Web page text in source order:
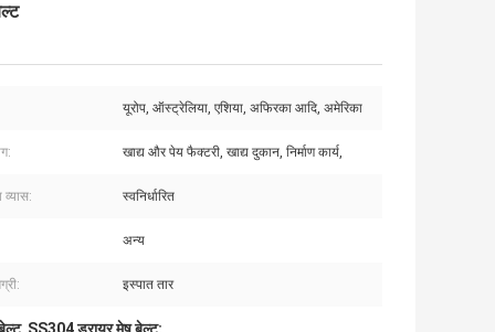
यूरोप, ऑस्ट्रेलिया, एशिया, अफिरका आदि, अमेरिका
खाद्य और पेय फैक्टरी, खाद्य दुकान, निर्माण कार्य,
व्यास: स्वनिर्धारित
अन्य
इस्पात तार